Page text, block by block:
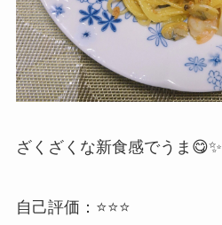
ざくざくな新食感でうま😋✨
自己評価：⭐⭐⭐